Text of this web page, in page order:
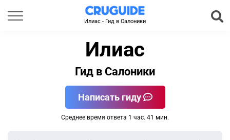
Илиас - Гид в Салоники
Илиас
Гид в Салоники
Написать гиду
Среднее время ответа 1 час. 41 мин.